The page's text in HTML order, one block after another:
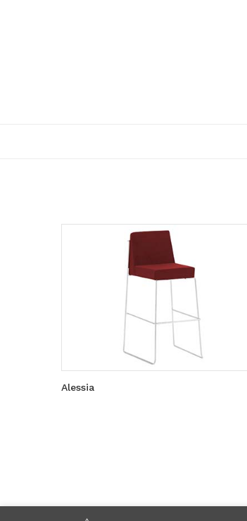
Alessia